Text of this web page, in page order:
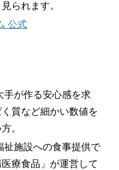
られます。
公式
手が作る安心感を求
質など細かい数値を
。
祉施設への食事提供で
療食品」が運営して